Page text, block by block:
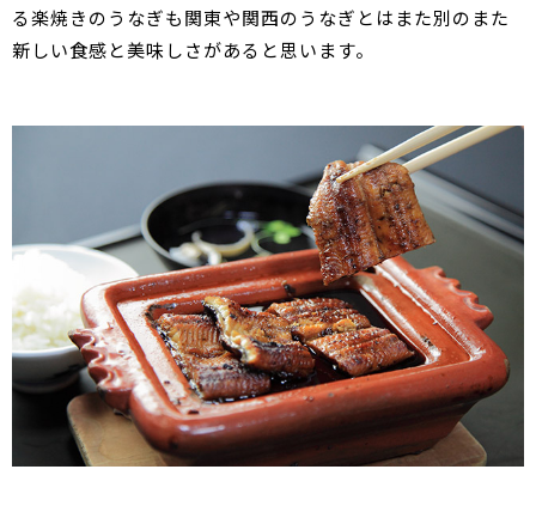
る楽焼きのうなぎも関東や関西のうなぎとはまた別のまた
新しい食感と美味しさがあると思います。